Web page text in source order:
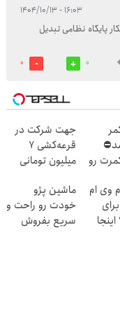
۱۶:۰۳ - ۱۴۰۴/۱۰/۱۳
پایگاه نظامی تبدیل
0
0
رو
جهت شرکت در
قرعه‌کشی ۷
میلیون تومانی
وی ام
ماشین پژو
خودت رو راحت و
سریع بفروش